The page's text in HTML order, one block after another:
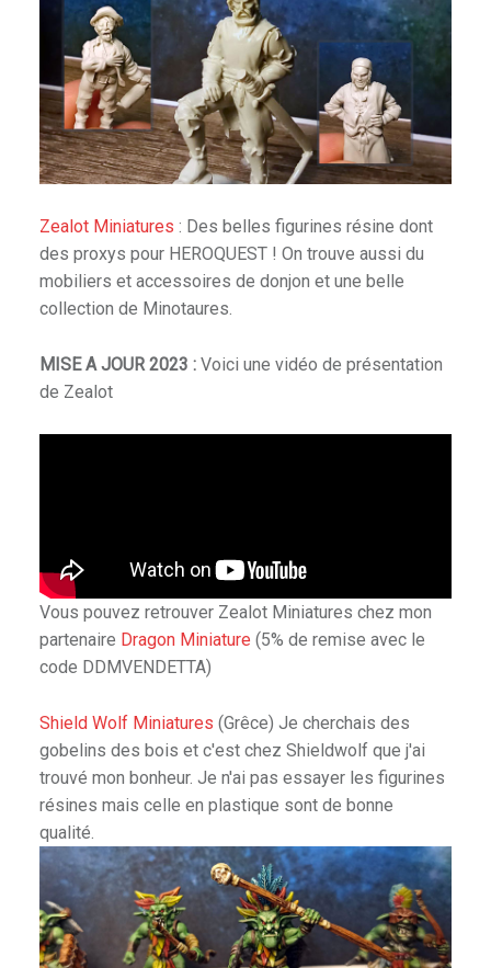
Deep
Zealot Miniatures : Des belles figurines résine dont
des proxys pour HEROQUEST ! On trouve aussi du
mobiliers et accessoires de donjon et une belle
collection de Minotaures.
MISE A JOUR 2023 :Voici une vidéo de présentation
de Zealot
Vous pouvez retrouver Zealot Miniatures chez mon
partenaire Dragon Miniature (5% de remise avec le
code DDMVENDETTA)
Shield Wolf Miniatures (Grêce) Je cherchais des
gobelins des bois et c'est chez Shieldwolf que j'ai
trouvé mon bonheur. Je n'ai pas essayer les figurines
résines mais celle en plastique sont de bonne
qualité.